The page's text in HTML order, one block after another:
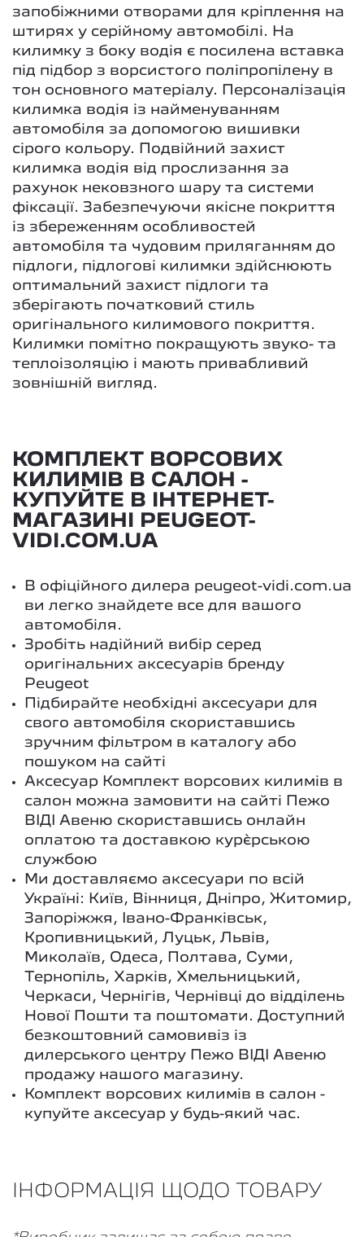
запобіжними отворами для кріплення на
штирях у серійному автомобілі. На
килимку з боку водія є посилена вставка
під підбор з ворсистого поліпропілену в
тон основного матеріалу. Персоналізація
килимка водія із найменуванням
автомобіля за допомогою вишивки
сірого кольору. Подвійний захист
килимка водія від прослизання за
рахунок нековзного шару та системи
фіксації. Забезпечуючи якісне покриття
із збереженням особливостей
автомобіля та чудовим приляганням до
підлоги, підлогові килимки здійснюють
оптимальний захист підлоги та
зберігають початковий стиль
оригінального килимового покриття.
Килимки помітно покращують звуко- та
теплоізоляцію і мають привабливий
зовнішній вигляд.
КОМПЛЕКТ ВОРСОВИХ
КИЛИМІВ В САЛОН -
КУПУЙТЕ В ІНТЕРНЕТ-
МАГАЗИНІ PEUGEOT-
VIDI.COM.UA
В офіційного дилера peugeot-vidi.com.ua
ви легко знайдете все для вашого
автомобіля.
Зробіть надійний вибір серед
оригінальних аксесуарів бренду
Peugeot
Підбирайте необхідні аксесуари для
свого автомобіля скориставшись
зручним фільтром в каталогу або
пошуком на сайті
Аксесуар Комплект ворсових килимів в
салон можна замовити на сайті Пежо
ВІДІ Авеню скориставшись онлайн
оплатою та доставкою кур`єрською
службою
Ми доставляємо аксесуари по всій
Україні: Київ, Вінниця, Дніпро, Житомир,
Запоріжжя, Івано-Франківськ,
Кропивницький, Луцьк, Львів,
Миколаїв, Одеса, Полтава, Суми,
Тернопіль, Харків, Хмельницький,
Черкаси, Чернігів, Чернівці до відділень
Нової Пошти та поштомати. Доступний
безкоштовний самовивіз із
дилерського центру Пежо ВІДІ Авеню
продажу нашого магазину.
Комплект ворсових килимів в салон -
купуйте аксесуар у будь-який час.
ІНФОРМАЦІЯ ЩОДО ТОВАРУ